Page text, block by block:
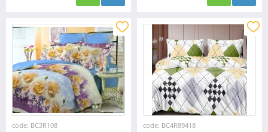
code: BC3R108 code: BC4R89418